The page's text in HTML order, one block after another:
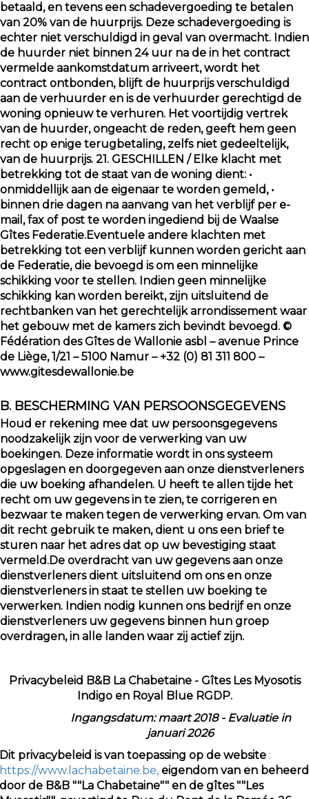
betaald, en tevens een schadevergoeding te betalen
van 20% van de huurprijs. Deze schadevergoeding is
echter niet verschuldigd in geval van overmacht. Indien
de huurder niet binnen 24 uur na de in het contract
vermelde aankomstdatum arriveert, wordt het
contract ontbonden, blijft de huurprijs verschuldigd
aan de verhuurder en is de verhuurder gerechtigd de
woning opnieuw te verhuren. Het voortijdig vertrek
van de huurder, ongeacht de reden, geeft hem geen
recht op enige terugbetaling, zelfs niet gedeeltelijk,
van de huurprijs. 21. GESCHILLEN / Elke klacht met
betrekking tot de staat van de woning dient: •
onmiddellijk aan de eigenaar te worden gemeld, •
binnen drie dagen na aanvang van het verblijf per e-
mail, fax of post te worden ingediend bij de Waalse
Gîtes Federatie.Eventuele andere klachten met
betrekking tot een verblijf kunnen worden gericht aan
de Federatie, die bevoegd is om een minnelijke
schikking voor te stellen. Indien geen minnelijke
schikking kan worden bereikt, zijn uitsluitend de
rechtbanken van het gerechtelijk arrondissement waar
het gebouw met de kamers zich bevindt bevoegd. ©
Fédération des Gîtes de Wallonie asbl – avenue Prince
de Liège, 1/21 – 5100 Namur – +32 (0) 81 311 800 –
www.gitesdewallonie.be
B. BESCHERMING VAN PERSOONSGEGEVENS
Houd er rekening mee dat uw persoonsgegevens
noodzakelijk zijn voor de verwerking van uw
boekingen. Deze informatie wordt in ons systeem
opgeslagen en doorgegeven aan onze dienstverleners
die uw boeking afhandelen. U heeft te allen tijde het
recht om uw gegevens in te zien, te corrigeren en
bezwaar te maken tegen de verwerking ervan. Om van
dit recht gebruik te maken, dient u ons een brief te
sturen naar het adres dat op uw bevestiging staat
vermeld.De overdracht van uw gegevens aan onze
dienstverleners dient uitsluitend om ons en onze
dienstverleners in staat te stellen uw boeking te
verwerken. Indien nodig kunnen ons bedrijf en onze
dienstverleners uw gegevens binnen hun groep
overdragen, in alle landen waar zij actief zijn.
Privacybeleid B&B La Chabetaine - Gîtes Les Myosotis
Indigo en Royal Blue RGDP.
Ingangsdatum: maart 2018 - Evaluatie in
januari 2026
Dit privacybeleid is van toepassing op de website :
https://www.lachabetaine.be, eigendom van en beheerd
door de B&B ""La Chabetaine"" en de gîtes ""Les